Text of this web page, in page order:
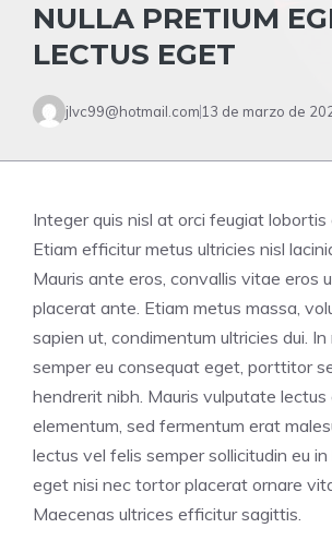
NULLA PRETIUM
LECTUS EGET
jlvc99@hotmail.com 13 de marzo de
Integer quis nisl at orci feugiat lobortis
Etiam efficitur metus ultricies nisl
Mauris ante eros, convallis vitae eros
placerat ante. Etiam metus massa,
sapien ut, condimentum ultricies dui. In
semper eu consequat eget, porttitor
hendrerit nibh. Mauris vulputate lectus
elementum, sed fermentum erat
lectus vel felis semper sollicitudin eu in
eget nisi nec tortor placerat ornare
Maecenas ultrices efficitur sagittis.